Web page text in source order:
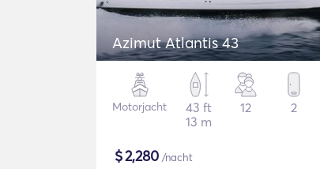
Azimut Atlantis 43
Motorjacht
43 ft
13 m
12 2
$2,280 /nacht